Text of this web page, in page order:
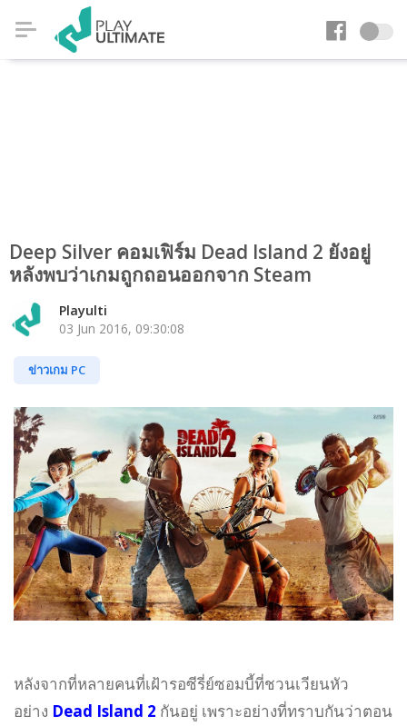
Deep Silver คอมเฟิร์ม Dead Island 2 ยังอยู่
หลังพบว่าเกมถูกถอนออกจาก Steam
Playulti
03 Jun 2016, 09:30:08
ข่าวเกม PC
หลังจากที่หลายคนที่เฝ้ารอซีรี่ย์ซอมบี้ที่ชวนเวียนหัว
อย่าง Dead Island 2 กันอยู่ เพราะอย่างที่ทราบกันว่าตอน